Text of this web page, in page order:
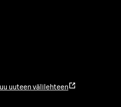
uuteen välilehteen